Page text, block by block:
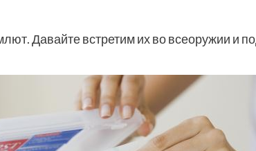
Давайте встретим их во всеоружии и